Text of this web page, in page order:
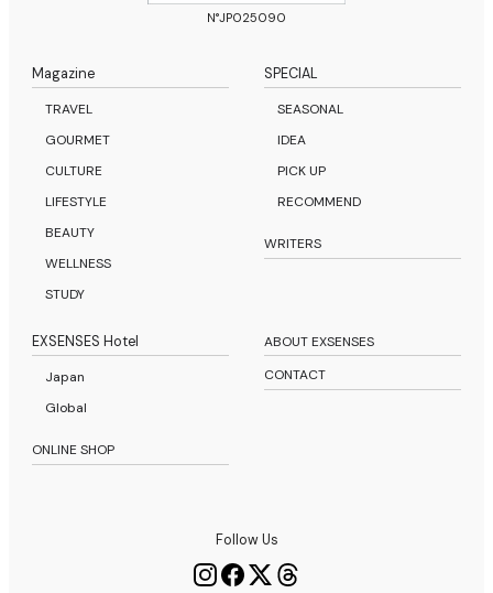
N°JP025090
Magazine
TRAVEL
GOURMET
CULTURE
LIFESTYLE
BEAUTY
WELLNESS
STUDY
SPECIAL
SEASONAL
IDEA
PICK UP
RECOMMEND
WRITERS
EXSENSES Hotel
Japan
Global
ONLINE SHOP
ABOUT EXSENSES
CONTACT
Follow Us